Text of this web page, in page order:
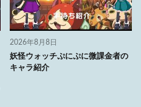
2026年8月8日
妖怪ウォッチぷにぷに微課金者の
キャラ紹介